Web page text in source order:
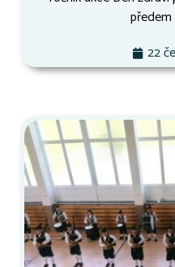
předem
22